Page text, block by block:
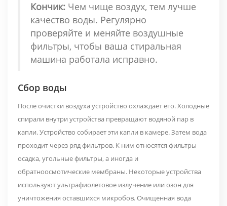
Кончик: Чем чище воздух, тем лучше
качество воды. Регулярно
проверяйте и меняйте воздушные
фильтры, чтобы ваша стиральная
машина работала исправно.
Сбор воды
После очистки воздуха устройство охлаждает его. Холодные
спирали внутри устройства превращают водяной пар в
капли. Устройство собирает эти капли в камере. Затем вода
проходит через ряд фильтров. К ним относятся фильтры
осадка, угольные фильтры, а иногда и
обратноосмотические мембраны. Некоторые устройства
используют ультрафиолетовое излучение или озон для
уничтожения оставшихся микробов. Очищенная вода